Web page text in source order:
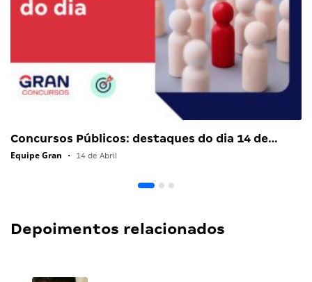
Concursos Públicos: destaques do dia 14 de…
Equipe Gran • 14 de Abril
Depoimentos relacionados